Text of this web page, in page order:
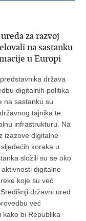
za razvoj
na sastanku
u Europi
država
digitalnih politika
na sastanku su
tajnika te
infrastrukturu. Na
izazove digitalne
koraka u
složili su se oko
digitalne
koje su već
državni ured
već
kako bi Republika